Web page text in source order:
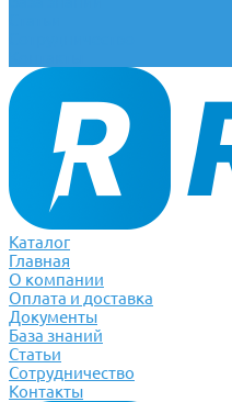
Каталог
Главная
О компании
Оплата и доставка
Документы
База знаний
Статьи
Сотрудничество
Контакты